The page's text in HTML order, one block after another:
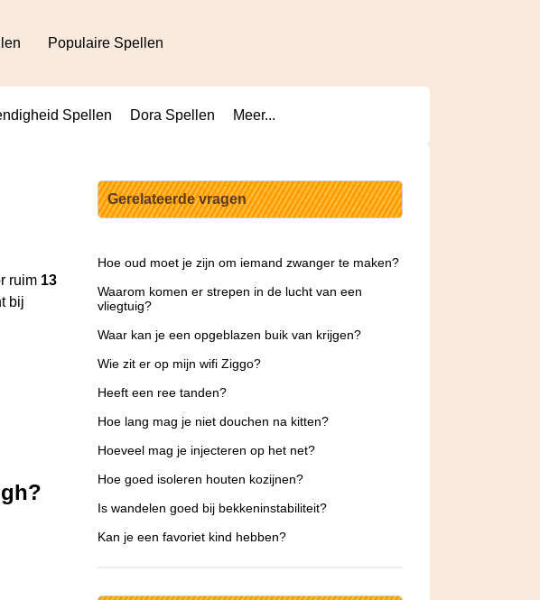
Populaire Spellen
Spellen Dora Spellen Meer...
ruim 13
bij
Gerelateerde vragen
Hoe oud moet je zijn om iemand zwanger te maken?
Waarom komen er strepen in de lucht van een
vliegtuig?
Waar kan je een opgeblazen buik van krijgen?
Wie zit er op mijn wifi Ziggo?
Heeft een ree tanden?
Hoe lang mag je niet douchen na kitten?
Hoeveel mag je injecteren op het net?
Hoe goed isoleren houten kozijnen?
Is wandelen goed bij bekkeninstabiliteit?
Kan je een favoriet kind hebben?